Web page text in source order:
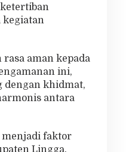
kegiatan
aman kepada
ini,
dengan khidmat,
antara
menjadi faktor
Lingga.